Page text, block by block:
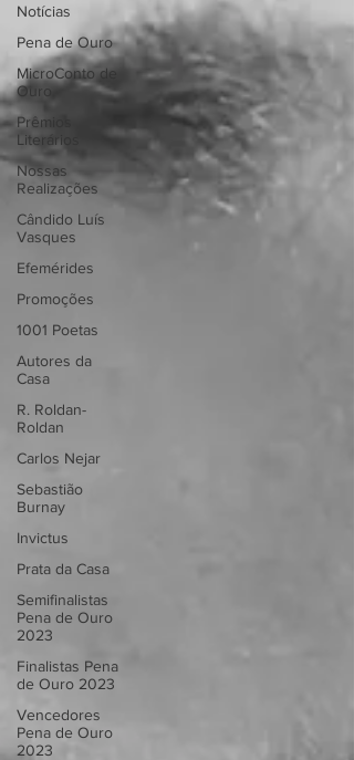
Notícias
Pena de Ouro
MicroConto de
Ouro
Prêmios
Literários
Nossas
Realizações
Cândido Luís
Vasques
Efemérides
Promoções
1001 Poetas
Autores da
Casa
R. Roldan-
Roldan
Carlos Nejar
Sebastião
Burnay
Invictus
Prata da Casa
Semifinalistas
Pena de Ouro
2023
Finalistas Pena
de Ouro 2023
Vencedores
Pena de Ouro
2023